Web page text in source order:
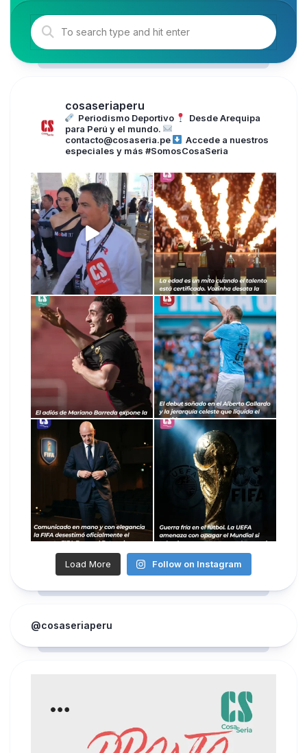
cosaseriaperu
Periodismo Deportivo
Desde Arequipa
para Perú y el mundo.
contacto@cosaseria.pe
Accede a nuestros
especiales y más #SomosCosaSeria
Load More Follow on Instagram
@cosaseriaperu